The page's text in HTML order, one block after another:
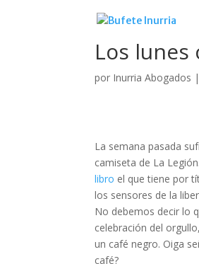
Los lunes
por Inurria Abogados |
La semana pasada
camiseta de La
libro el que tiene por
los sensores de la
No debemos decir lo
celebración del
un café negro. Oiga
café?